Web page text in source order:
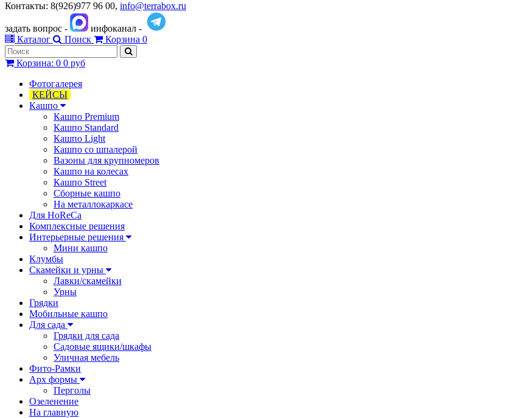
Контакты: 8(926)977 96 00, info@terrabox.ru
задать вопрос -
инфоканал -
Каталог
Поиск Корзина 0
Корзина: 0 0 руб
Фотогалерея
КЕЙСЫ
Кашпо
Кашпо Premium
Кашпо Standard
Кашпо Light
Кашпо со шпалерой
Вазоны для крупномеров
Кашпо на колесах
Кашпо Street
Сборные кашпо
На металлокаркасе
Для HoReCa
Комплексные решения
Интерьерные решения
Мини кашпо
Клумбы
Скамейки и урны
Лавки/скамейки
Урны
Грядки
Мобильные кашпо
Для сада
Грядки для сада
Садовые ящики/шкафы
Уличная мебель
Фито-Рамки
Арх формы
Перголы
Озеленение
На главную